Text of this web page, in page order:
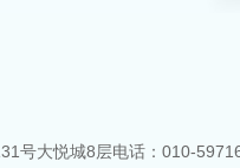
号大悦城8层电话：010-